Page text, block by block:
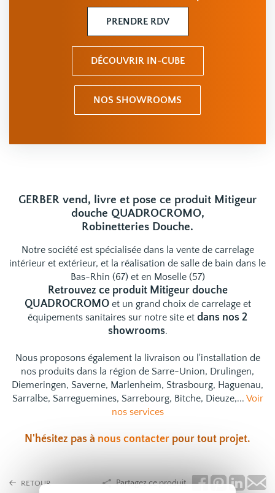
PRENDRE RDV
DÉCOUVRIR IN-CUBE
NOS SHOWROOMS
GERBER vend, livre et pose ce produit Mitigeur
douche QUADROCROMO,
Robinetteries Douche.
Notre société est spécialisée dans la vente de carrelage
intérieur et extérieur, et la réalisation de salle de bain dans le
Bas-Rhin (67) et en Moselle (57)
Retrouvez ce produit Mitigeur douche
QUADROCROMOet un grand choix de carrelageet
équipements sanitaires sur notre site et dans nos 2
showrooms.
Nous proposons également la livraison ou l'installation de
nos produits dans la région de Sarre-Union, Drulingen,
Diemeringen, Saverne, Marlenheim, Strasbourg, Haguenau,
Sarralbe, Sarreguemines, Sarrebourg, Bitche, Dieuze,... Voir
nos services
N'hésitez pas à nous contacter pour tout projet.
RETOUR Partagez ce produit